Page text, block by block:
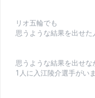
リオ五輪でも
思うような結果を出せた
思うような結果を出せな
1人に入江陵介選手がいま